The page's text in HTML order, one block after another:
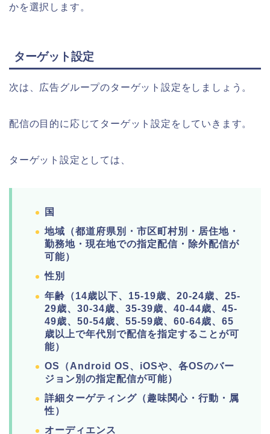
かを選択します。
ターゲット設定
次は、広告グループのターゲット設定をしましょう。
配信の目的に応じてターゲット設定をしていきます。
ターゲット設定としては、
国
地域（都道府県別・市区町村別・居住地・
勤務地・現在地での指定配信・除外配信が
可能）
性別
年齢（14歳以下、15-19歳、20-24歳、25-
29歳、30-34歳、35-39歳、40-44歳、45-
49歳、50-54歳、55-59歳、60-64歳、65
歳以上で年代別で配信を指定することが可
能）
OS（Android OS、iOSや、各OSのバー
ジョン別の指定配信が可能）
詳細ターゲティング（趣味関心・行動・属
性）
オーディエンス